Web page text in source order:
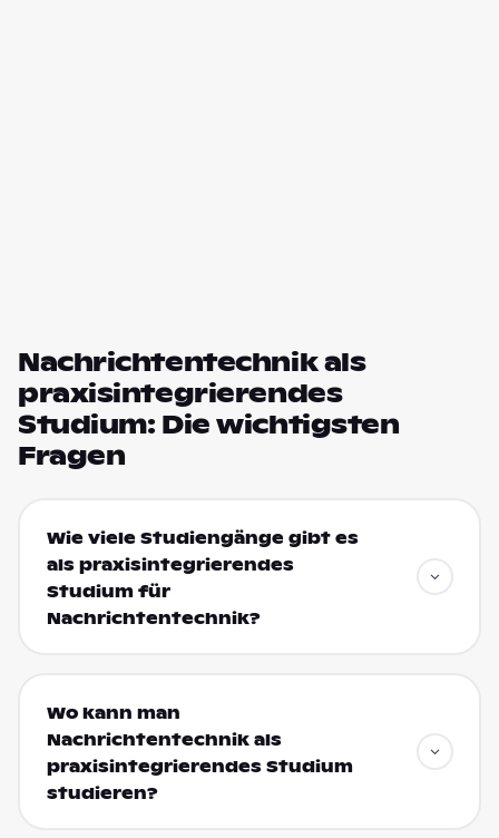
Nachrichtentechnik als
praxisintegrierendes
Studium: Die wichtigsten
Fragen
Wie viele Studiengänge gibt es
als praxisintegrierendes
Studium für
Nachrichtentechnik?
Wo kann man
Nachrichtentechnik als
praxisintegrierendes Studium
studieren?